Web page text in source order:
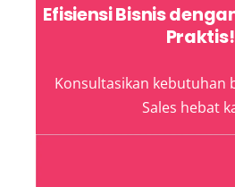
Efisiensi Bisnis
Praktis!
Konsultasikan kebutuhan
Sales hebat